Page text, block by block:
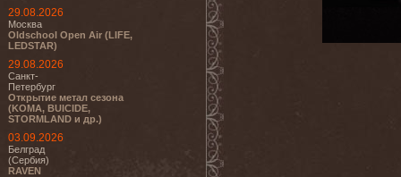
29.08.2026
Москва
Oldschool Open Air (LIFE,
LEDSTAR)
29.08.2026
Санкт-
Петербург
Открытие метал сезона
(KOMA, BUICIDE,
STORMLAND и др.)
03.09.2026
Белград
(Сербия)
RAVEN